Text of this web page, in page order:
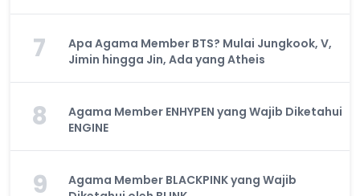
7
Apa Agama Member BTS? Mulai Jungkook, V,
Jimin hingga Jin, Ada yang Atheis
8
Agama Member ENHYPEN yang Wajib Diketahui
ENGINE
9
Agama Member BLACKPINK yang Wajib